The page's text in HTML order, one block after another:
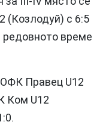
(Козлодуй) с 6:5
редовното време
Правец U12
Ком U12